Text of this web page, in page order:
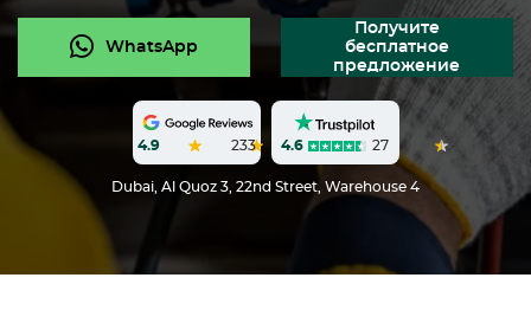
WhatsApp
Получите
бесплатное
предложение
4.9 233 4.6 27
Dubai, Al Quoz 3, 22nd Street, Warehouse 4